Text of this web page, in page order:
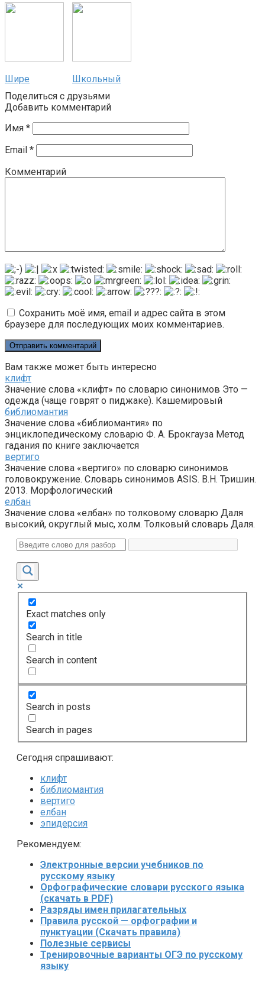
Шире
Школьный
Поделиться с друзьями
Добавить комментарий
Имя *
Email *
Комментарий
Сохранить моё имя, email и адрес сайта в этом
браузере для последующих моих комментариев.
Вам также может быть интересно
клифт
Значение слова «клифт» по словарю синонимов Это —
одежда (чаще говрят о пиджаке). Кашемировый
библиомантия
Значение слова «библиомантия» по
энциклопедическому словарю Ф. А. Брокгауза Метод
гадания по книге заключается
вертиго
Значение слова «вертиго» по словарю синонимов
головокружение. Словарь синонимов ASIS. В.Н. Тришин.
2013. Морфологический
елбан
Значение слова «елбан» по толковому словарю Даля
высокий, округлый мыс, холм. Толковый словарь Даля.
Exact matches only
Search in title
Search in content
Search in posts
Search in pages
Сегодня спрашивают:
клифт
библиомантия
вертиго
елбан
эпидерсия
Рекомендуем:
Электронные версии учебников по
русскому языку
Орфографические словари русского языка
(скачать в PDF)
Разряды имен прилагательных
Правила русской — орфографии и
пунктуации (Скачать правила)
Полезные сервисы
Тренировочные варианты ОГЭ по русскому
языку